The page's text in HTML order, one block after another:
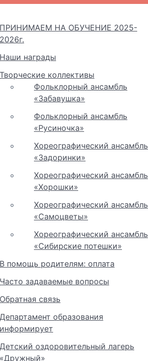
ПРИНИМАЕМ НА ОБУЧЕНИЕ 2025-
2026г.
Наши награды
Творческие коллективы
Фольклорный ансамбль
«Забавушка»
Фольклорный ансамбль
«Русиночка»
Хореографический ансамбль
«Задоринки»
Хореографический ансамбль
«Хорошки»
Хореографический ансамбль
«Самоцветы»
Хореографический ансамбль
«Сибирские потешки»
В помощь родителям: оплата
Часто задаваемые вопросы
Обратная связь
Департамент образования
информирует
Детский оздоровительный лагерь
«Дружный»